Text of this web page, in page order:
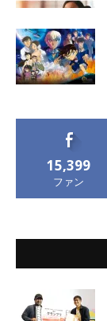
15,399
ファン